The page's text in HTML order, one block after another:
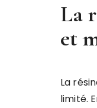
La
et
La
limité.